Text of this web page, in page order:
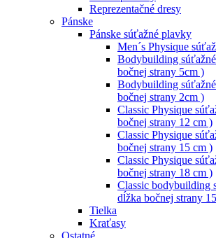
Reprezentačné dresy
Pánske
Pánske súťažné plavky
Men´s Physique
Bodybuilding
bočnej strany 5cm )
Bodybuilding
bočnej strany 2cm )
Classic Physique
bočnej strany 12 cm )
Classic Physique
bočnej strany 15 cm )
Classic Physique
bočnej strany 18 cm )
Classic bodybuilding
dĺžka bočnej strany
Tielka
Kraťasy
Ostatné